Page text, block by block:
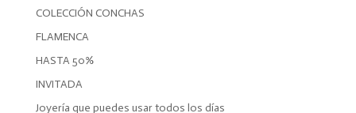
COLECCIÓN CONCHAS
FLAMENCA
HASTA 50%
INVITADA
Joyería que puedes usar todos los días